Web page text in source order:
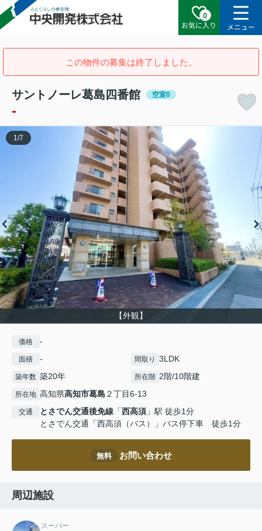
0
お気に入り
メニュー
この物件の募集は終了しました。
サントノーレ葛島四番館 空室0
-
【外観】
1 /7
価格 -
面積 - 間取り 3LDK
築年数 築20年 所在階 2階/10階建
所在地 高知県高知市葛島 ２丁目6-13
交通 とさでん交通後免線 「西高須 」駅 徒歩1分
とさでん交通「西高須（バス）」バス停下車 徒歩1分
無料 お問い合わせ
周辺施設
スーパー